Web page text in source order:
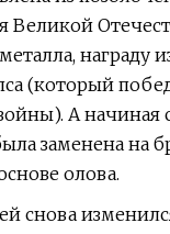
Великой
награду
(который
А начиная
заменена на
олова.
снова